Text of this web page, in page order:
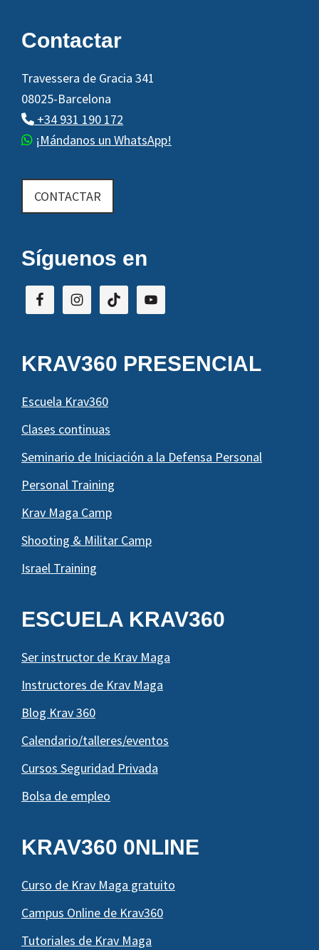
Contactar
Travessera de Gracia 341
08025-Barcelona
+34 931 190 172
¡Mándanos un WhatsApp!
CONTACTAR
Síguenos en
KRAV360 PRESENCIAL
Escuela Krav360
Clases continuas
Seminario de Iniciación a la Defensa Personal
Personal Training
Krav Maga Camp
Shooting & Militar Camp
Israel Training
ESCUELA KRAV360
Ser instructor de Krav Maga
Instructores de Krav Maga
Blog Krav 360
Calendario/talleres/eventos
Cursos Seguridad Privada
Bolsa de empleo
KRAV360 0NLINE
Curso de Krav Maga gratuito
Campus Online de Krav360
Tutoriales de Krav Maga